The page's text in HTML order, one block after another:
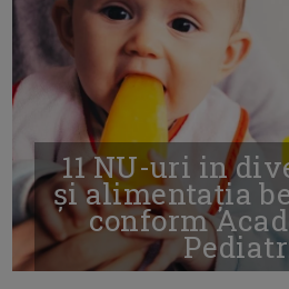
11 NU-uri in
și alimentația
conform